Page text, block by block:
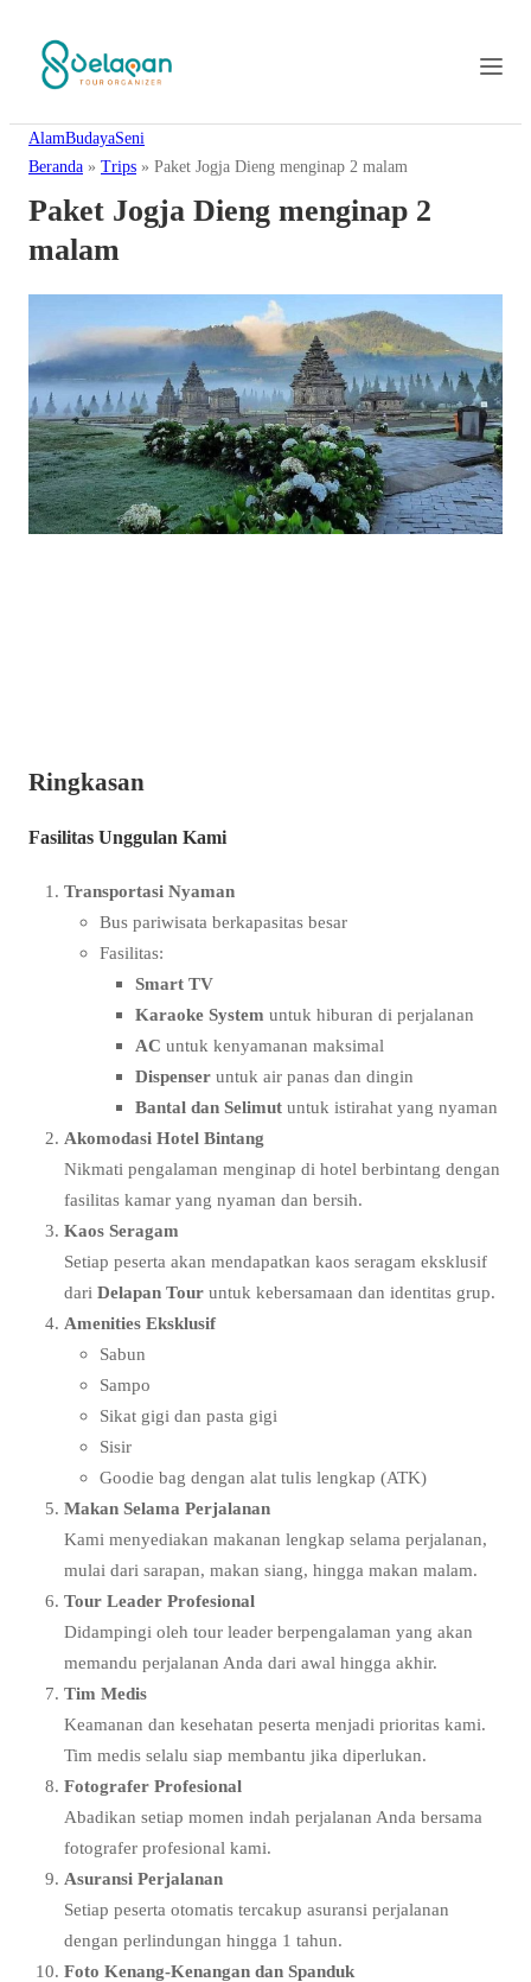
AlamBudayaSeni
Beranda » Trips » Paket Jogja Dieng menginap 2 malam
Paket Jogja Dieng menginap 2
malam
Ringkasan
Fasilitas Unggulan Kami
Transportasi Nyaman
Bus pariwisata berkapasitas besar
Fasilitas:
Smart TV
Karaoke System untuk hiburan di perjalanan
AC untuk kenyamanan maksimal
Dispenser untuk air panas dan dingin
Bantal dan Selimut untuk istirahat yang nyaman
Akomodasi Hotel Bintang
Nikmati pengalaman menginap di hotel berbintang dengan
fasilitas kamar yang nyaman dan bersih.
Kaos Seragam
Setiap peserta akan mendapatkan kaos seragam eksklusif
dari Delapan Tour untuk kebersamaan dan identitas grup.
Amenities Eksklusif
Sabun
Sampo
Sikat gigi dan pasta gigi
Sisir
Goodie bag dengan alat tulis lengkap (ATK)
Makan Selama Perjalanan
Kami menyediakan makanan lengkap selama perjalanan,
mulai dari sarapan, makan siang, hingga makan malam.
Tour Leader Profesional
Didampingi oleh tour leader berpengalaman yang akan
memandu perjalanan Anda dari awal hingga akhir.
Tim Medis
Keamanan dan kesehatan peserta menjadi prioritas kami.
Tim medis selalu siap membantu jika diperlukan.
Fotografer Profesional
Abadikan setiap momen indah perjalanan Anda bersama
fotografer profesional kami.
Asuransi Perjalanan
Setiap peserta otomatis tercakup asuransi perjalanan
dengan perlindungan hingga 1 tahun.
Foto Kenang-Kenangan dan Spanduk